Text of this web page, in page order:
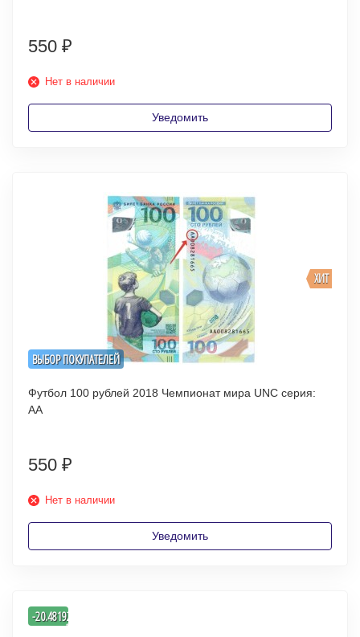
550 ₽
Нет в наличии
Уведомить
ВЫБОР ПОКУПАТЕЛЕЙ
ХИТ
Футбол 100 рублей 2018 Чемпионат мира UNC серия:
АА
550 ₽
Нет в наличии
Уведомить
-
-20.481927710843
%